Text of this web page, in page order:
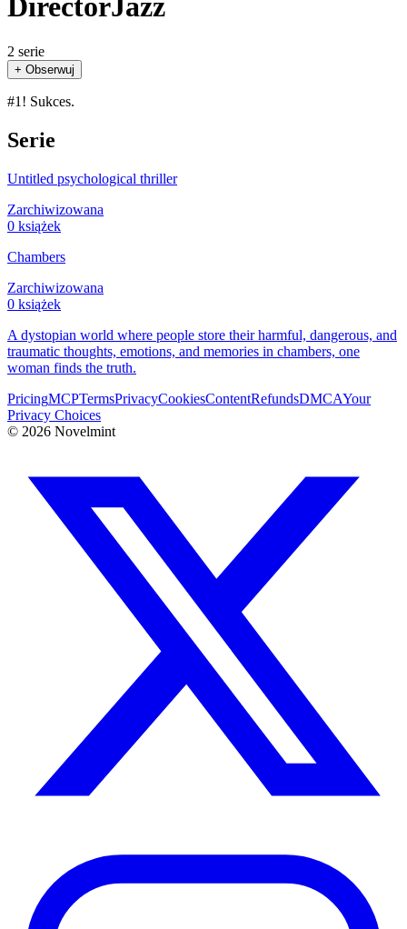
DirectorJazz
2 serie
+ Obserwuj
#1! Sukces.
Serie
Untitled psychological thriller
Zarchiwizowana
0 książek
Chambers
Zarchiwizowana
0 książek
A dystopian world where people store their harmful, dangerous, and
traumatic thoughts, emotions, and memories in chambers, one
woman finds the truth.
PricingMCPTermsPrivacyCookiesContentRefundsDMCAYour
Privacy Choices
© 2026 Novelmint